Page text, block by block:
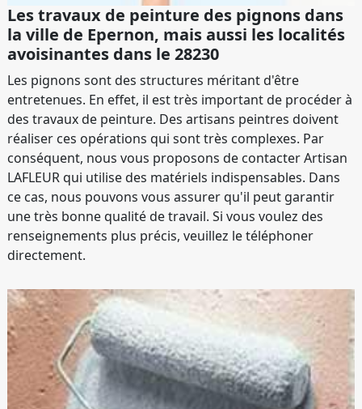
Les travaux de peinture des pignons dans
la ville de Epernon, mais aussi les localités
avoisinantes dans le 28230
Les pignons sont des structures méritant d'être
entretenues. En effet, il est très important de procéder à
des travaux de peinture. Des artisans peintres doivent
réaliser ces opérations qui sont très complexes. Par
conséquent, nous vous proposons de contacter Artisan
LAFLEUR qui utilise des matériels indispensables. Dans
ce cas, nous pouvons vous assurer qu'il peut garantir
une très bonne qualité de travail. Si vous voulez des
renseignements plus précis, veuillez le téléphoner
directement.